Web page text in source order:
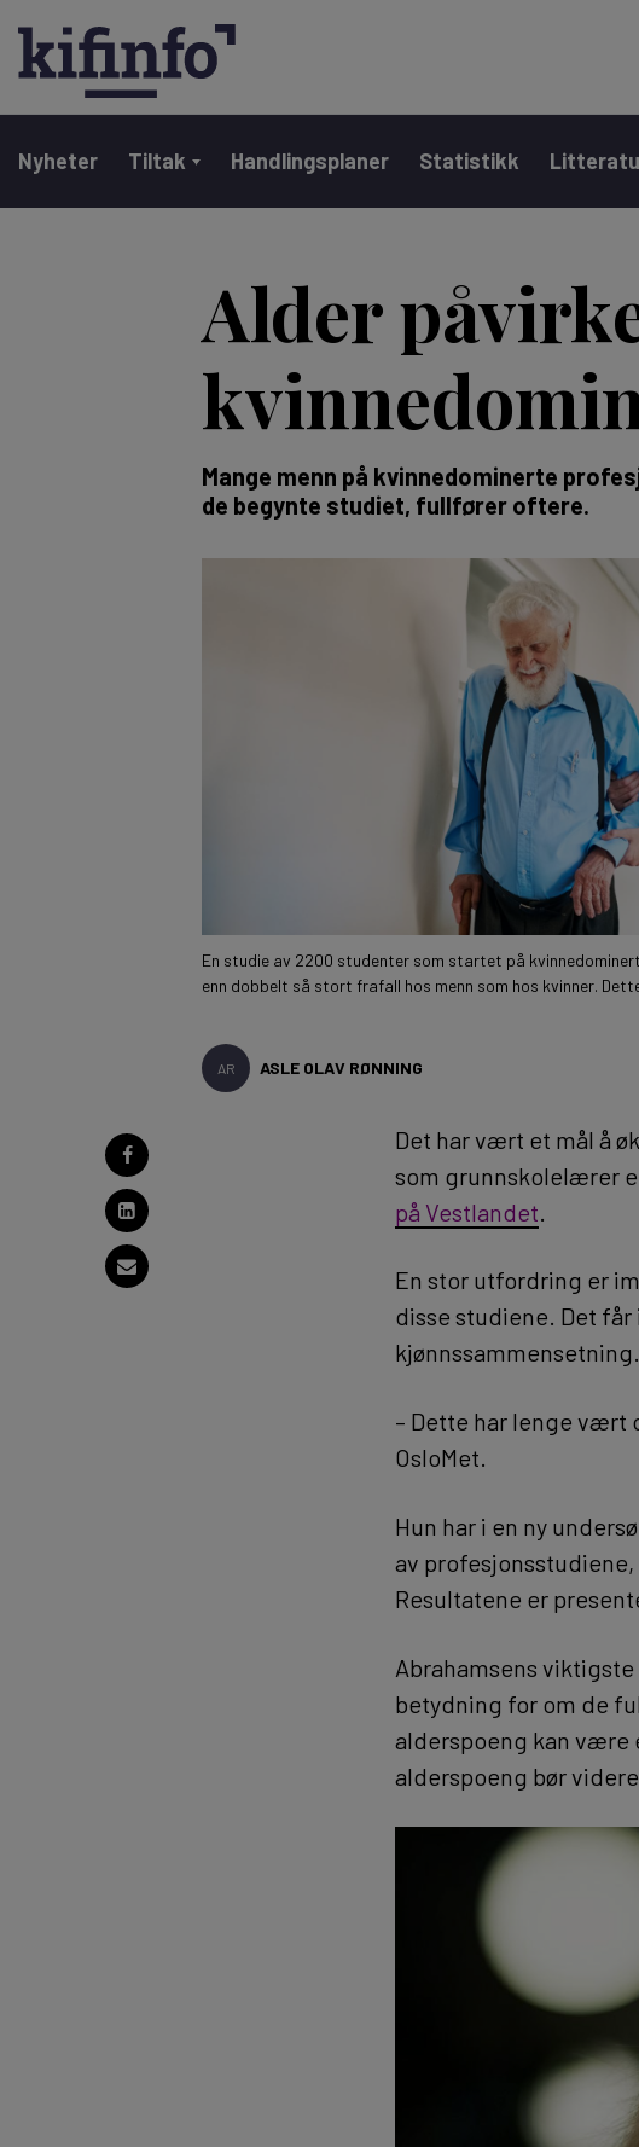
Main navigation
Nyheter Tiltak Handlingsplaner Statistikk
Alder
Mange menn på kvinnedominerte
de begynte studiet, fullfører oftere.
En studie av 2200 studenter som startet på
enn dobbelt så stort frafall hos menn som hos kvinner.
AR ASLE OLAV RØNNING
Det har vært et mål å
som grunnskolelærer
på Vestlandet
En stor utfordring er
disse studiene. Det
kjønnssammensetning.
– Dette har lenge vært
OsloMet.
Hun har i en ny
av
Resultatene er
Abrahamsens
betydning for om de
alderspoeng kan være
alderspoeng bør